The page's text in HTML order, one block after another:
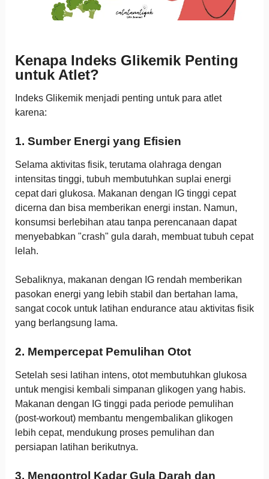
Kenapa Indeks Glikemik Penting
untuk Atlet?
Indeks Glikemik menjadi penting untuk para atlet
karena:
1. Sumber Energi yang Efisien
Selama aktivitas fisik, terutama olahraga dengan
intensitas tinggi, tubuh membutuhkan suplai energi
cepat dari glukosa. Makanan dengan IG tinggi cepat
dicerna dan bisa memberikan energi instan. Namun,
konsumsi berlebihan atau tanpa perencanaan dapat
menyebabkan "crash" gula darah, membuat tubuh cepat
lelah.
Sebaliknya, makanan dengan IG rendah memberikan
pasokan energi yang lebih stabil dan bertahan lama,
sangat cocok untuk latihan endurance atau aktivitas fisik
yang berlangsung lama.
2. Mempercepat Pemulihan Otot
Setelah sesi latihan intens, otot membutuhkan glukosa
untuk mengisi kembali simpanan glikogen yang habis.
Makanan dengan IG tinggi pada periode pemulihan
(post-workout) membantu mengembalikan glikogen
lebih cepat, mendukung proses pemulihan dan
persiapan latihan berikutnya.
3. Mengontrol Kadar Gula Darah dan